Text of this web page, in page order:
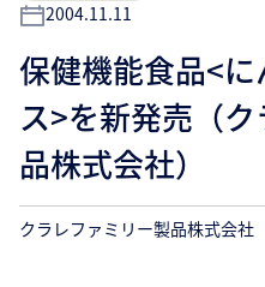
2004.11.11
保健機能食品<
ス>を新発売（
品株式会社）
クラレファミリー製品株式会社